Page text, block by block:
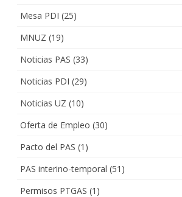
Mesa PDI (25)
MNUZ (19)
Noticias PAS (33)
Noticias PDI (29)
Noticias UZ (10)
Oferta de Empleo (30)
Pacto del PAS (1)
PAS interino-temporal (51)
Permisos PTGAS (1)